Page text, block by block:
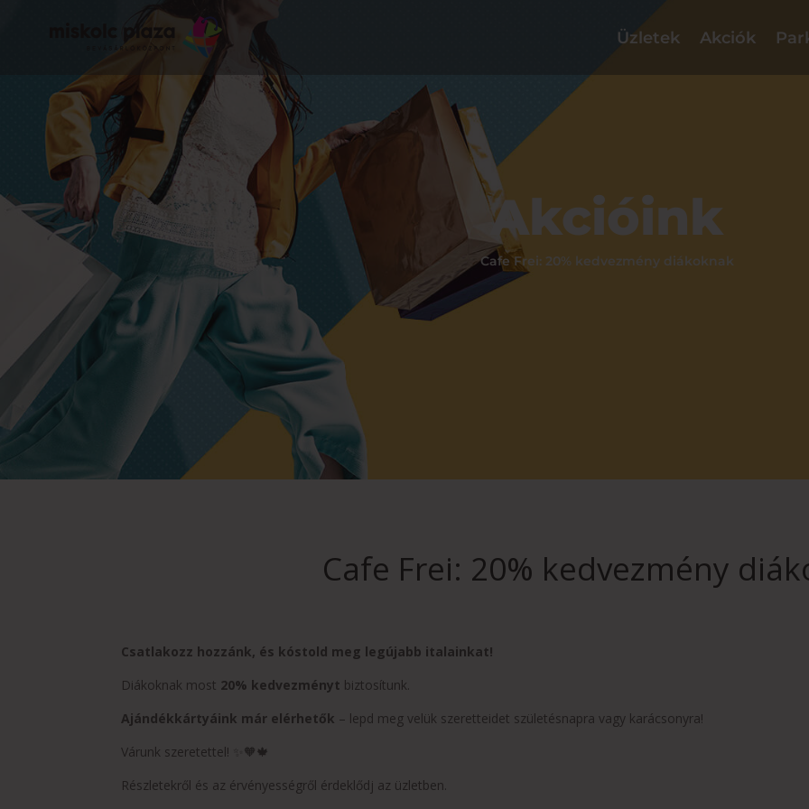
Üzletek Akciók
Akcióink
Cafe Frei: 20% kedvezmény diákoknak
Cafe Frei: 20% kedvezmény
Csatlakozz hozzánk, és kóstold meg legújabb italainkat!
Diákoknak most 20% kedvezményt biztosítunk.
Ajándékkártyáink már elérhetők – lepd meg velük szeretteidet születésnapra vagy karácsonyra!
Várunk szeretettel! ✨🧡🍁
Részletekről és az érvényességről érdeklődj az üzletben.